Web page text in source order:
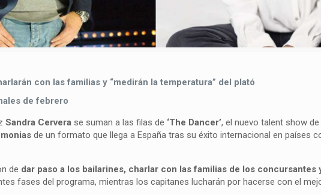
con las familias y “medirán la temperatura” del plató
de febrero
Sandra Cervera se suman a las filas de ‘The Dancer’, el nuevo talent show
de un formato que llega a España tras su éxito internacional en países
de dar paso a los bailarines, charlar con las familias de los concursantes
fases del programa, mientras los capitanes lucharán por hacerse con el